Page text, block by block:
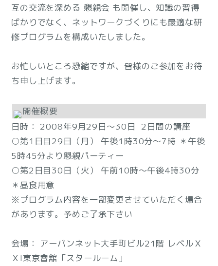
互の交流を深める 懇親会 も開催し、知識の習得
ばかりでなく、ネットワークづくりにも最適な研
修プログラムを構成いたしました。
お忙しいところ恐縮ですが、皆様のご参加をお待
ち申し上げます。
開催概要
日時： 2008年9月29日～30日 2日間の講座
○第1日目29日（月） 午後1時30分～7時 ＊午後
5時45分より懇親パーティー
○第2日目30日（火） 午前10時～午後4時30分
＊昼食用意
※プログラム内容を一部変更させていただく場合
があります。予めご了承下さい
会場： アーバンネット大手町ビル21階 レベルＸ
ＸI東京會舘「スタールーム」